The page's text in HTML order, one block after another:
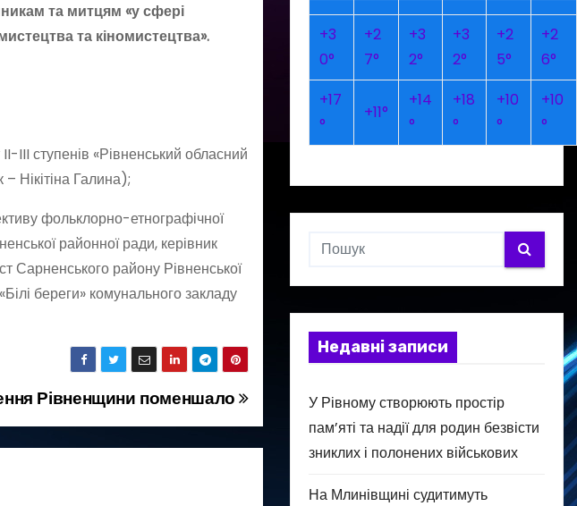
та митцям «у сфері
та кіномистецтва».
III ступенів «Рівненський обласний
Нікітіна Галина);
фольклорно-етнографічної
районної ради, керівник
Сарненського району Рівненської
береги» комунального закладу
Рівненщини поменшало
+3
0°
+2
7°
+3
2°
+3
2°
+2
5°
+2
6°
+17
°
+11°
+14
°
+18
°
+10
°
+10
°
Недавні записи
У Рівному створюють простір
пам’яті та надії для родин безвісти
зниклих і полонених військових
На Млинівщині судитимуть